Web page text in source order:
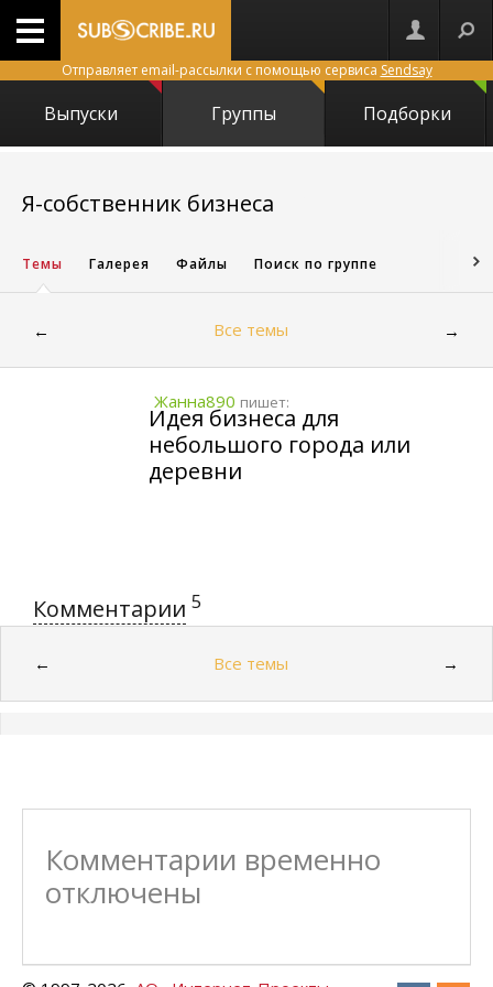
Отправляет email-рассылки с помощью сервиса Sendsay
Выпуски Группы Подборки
Я-собственник бизнеса
Темы Галерея Файлы Поиск по группе
← Все темы →
Жанна890 пишет:
Идея бизнеса для
небольшого города или
деревни
Комментарии 5
← Все темы →
Комментарии временно
отключены